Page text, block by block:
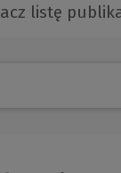
listę